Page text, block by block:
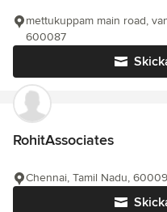
mettukuppam main road,
600087
RohitAssociates
Chennai, Tamil Nadu,